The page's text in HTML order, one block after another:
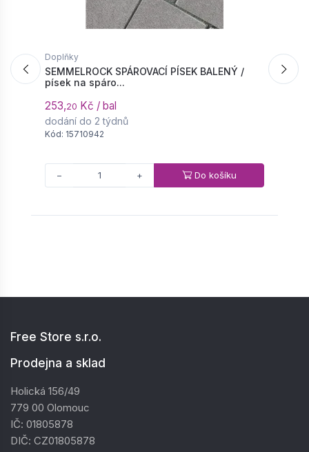
Doplňky
SEMMELROCK SPÁROVACÍ PÍSEK BALENÝ /
písek na spáro...
253,20 Kč / bal
dodání do 2 týdnů
Kód: 15710942
− + Do košíku
Free Store s.r.o.
Prodejna a sklad
Holická 156/49
779 00 Olomouc
IČ: 01805878
DIČ: CZ01805878